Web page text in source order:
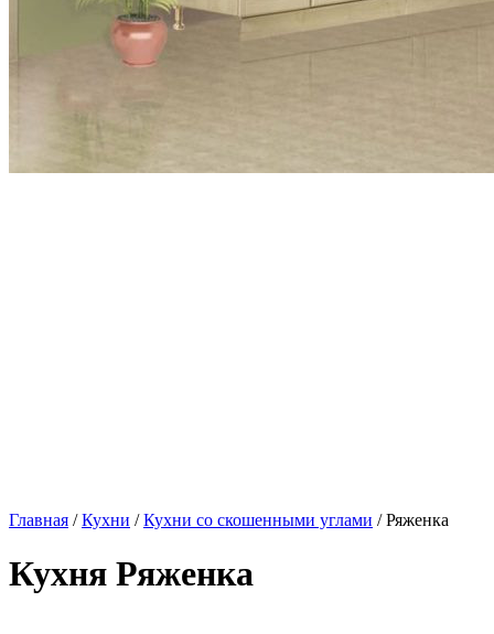
Главная /Кухни /Кухни со скошенными углами / Ряженка
Кухня Ряженка